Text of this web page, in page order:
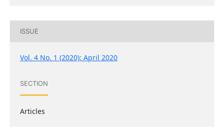
ISSUE
Vol. 4 No. 1 (2020): April 2020
SECTION
Articles